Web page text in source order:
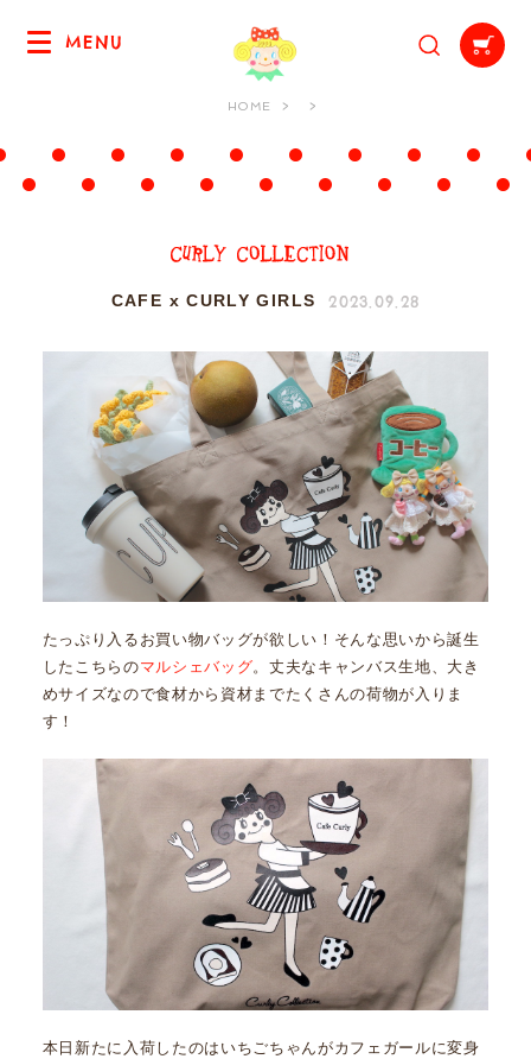
MENU
HOME
CAFE x CURLY GIRLS 2023.09.28
たっぷり入るお買い物バッグが欲しい！そんな思いから誕生
したこちらのマルシェバッグ。丈夫なキャンバス生地、大き
めサイズなので食材から資材までたくさんの荷物が入りま
す！
本日新たに入荷したのはいちごちゃんがカフェガールに変身